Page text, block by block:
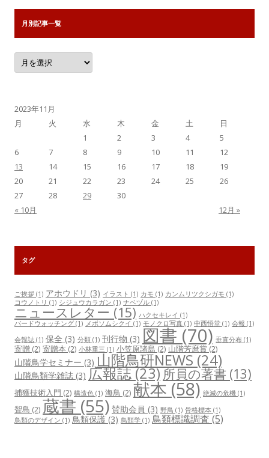
月別記事一覧
月
別
記
2023年11月
月
火 水 木 金 土
日
1
2 3 4
5
6
7 8 9 10 11
12
13
14 15 16 17 18
19
20
21 22 23 24 25
26
27
28 29
30
« 10月
12月 »
タグ
ご挨拶 (1) アホウドリ (3) イラスト (1) カモ (1) カンムリツクシガモ (1)
コウノトリ (1) シジュウカラガン (1) ナベヅル (1)
ニュースレター (15) ハクセキレイ (1)
バードウォッチング (1) メボソムシクイ (1) モノクロ写真 (1) 中西悟堂 (1) 会報 (1)
会報誌 (1) 保全 (3) 分類 (1) 刊行物 (3) 図書 (70) 垂直分布 (1)
寄贈 (2) 寄贈本 (2) 小林重三 (1) 小笠原諸島 (2) 山階芳麿賞(2)
山階鳥学セミナー (3) 山階鳥研NEWS(24)
山階鳥類学雑誌 (3) 広報誌(23) 所員の著書 (13)
捕獲技術入門 (2) 構造色 (1) 海鳥 (2) 献本(58) 絶滅の危機 (1)
聟島 (2) 蔵書 (55) 賛助会員 (3) 野鳥 (1) 骨格標本 (1)
鳥類のデザイン (1) 鳥類保護 (3) 鳥類学 (1) 鳥類標識調査 (5)